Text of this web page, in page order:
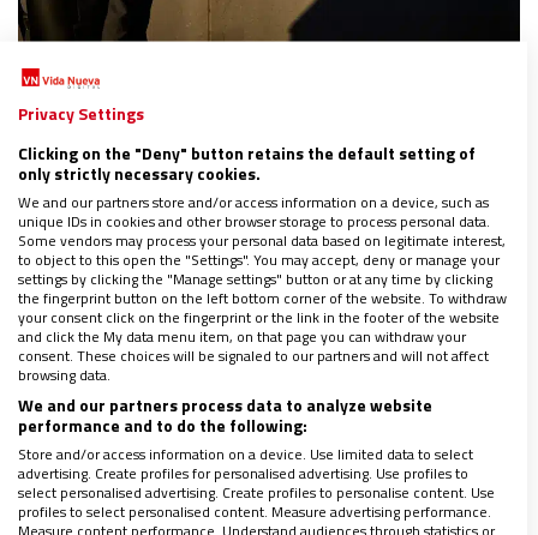
VATICANO
Luis Marín: “La Secretaría General del Sínodo
de los Obispos pasa a ser la Secretaría General
del Sínodo, sin más añadidos”
04/06/2022|RUBÉN CRUZ/JOSÉ BELTRÁN
El subsecretario del departamento vaticano explica a
Vida Nueva la trascendencia de la reforma que incluye la
constitución apostólica ‘Praedicate Evangelium’ que
entra en vigor mañana
“No se trata de abolir la colegialidad episcopal, sino de
insertarla en la sinodalidad de todo el Pueblo de Dios”,
expone el agustino español
Privacy Settings
Clicking on the "Deny" button retains the default setting of
only strictly necessary cookies.
We and our partners store and/or access information on a device, such as
unique IDs in cookies and other browser storage to process personal data.
Some vendors may process your personal data based on legitimate interest,
to object to this open the "Settings". You may accept, deny or manage your
settings by clicking the "Manage settings" button or at any time by clicking
the fingerprint button on the left bottom corner of the website. To withdraw
your consent click on the fingerprint or the link in the footer of the website
and click the My data menu item, on that page you can withdraw your
consent. These choices will be signaled to our partners and will not affect
browsing data.
We and our partners process data to analyze website
performance and to do the following:
Store and/or access information on a device. Use limited data to select
advertising. Create profiles for personalised advertising. Use profiles to
select personalised advertising. Create profiles to personalise content. Use
profiles to select personalised content. Measure advertising performance.
Measure content performance. Understand audiences through statistics or